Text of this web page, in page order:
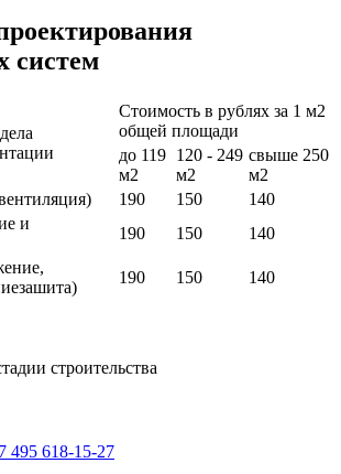
систем
Стоимость в рублях за 1 м2
общей площади
до 119
м2
120 - 249
м2
свыше 250
м2
190 150
140
и
190 150
140
190 150 140
строительства
495 618-15-27